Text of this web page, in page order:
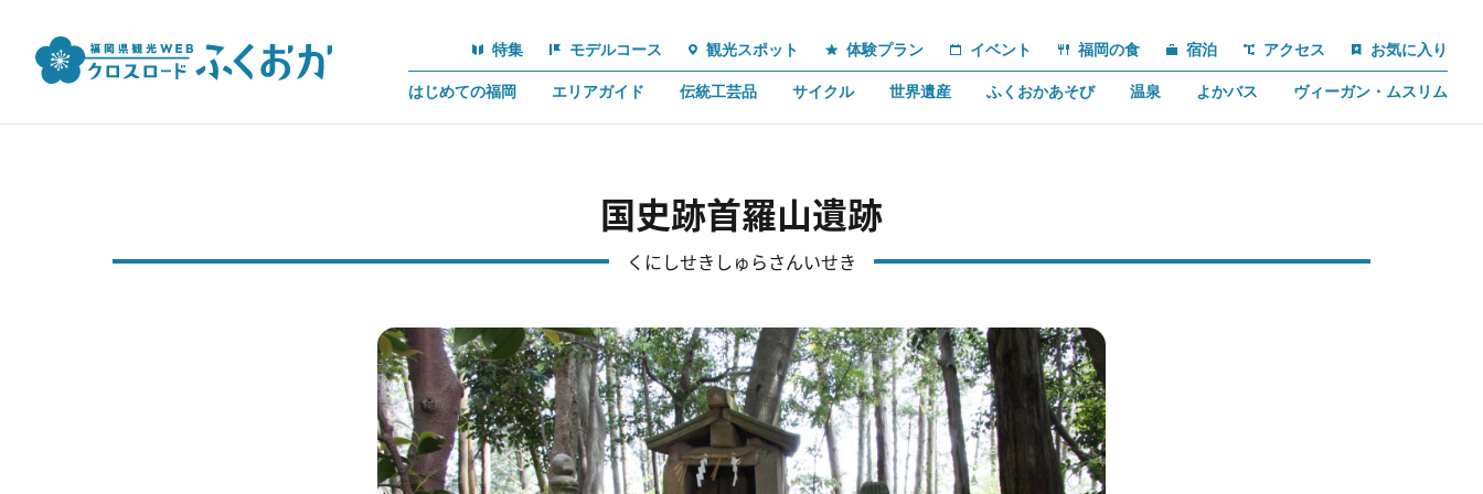
特集 モデルコース 観光スポット 体験プラン イベント 福岡の食 宿泊 アクセス お気に入り
はじめての福岡 エリアガイド 伝統工芸品 サイクル 世界遺産 ふくおかあそび 温泉 よかバス ヴィーガン・ムスリム
国史跡首羅山遺跡
くにしせきしゅらさんいせき